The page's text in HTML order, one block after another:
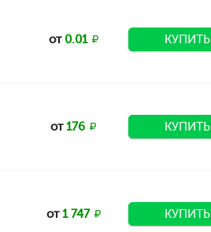
от 0.01 КУПИТЬ
от176 КУПИТЬ
от1 747 КУПИТЬ